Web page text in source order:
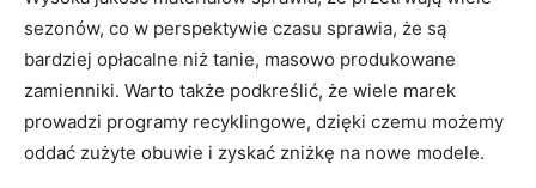
sezonów, co w perspektywie czasu sprawia, że są
bardziej opłacalne niż tanie, masowo produkowane
zamienniki. Warto także podkreślić, że wiele marek
prowadzi programy recyklingowe, dzięki czemu możemy
oddać zużyte obuwie i zyskać zniżkę na nowe modele.